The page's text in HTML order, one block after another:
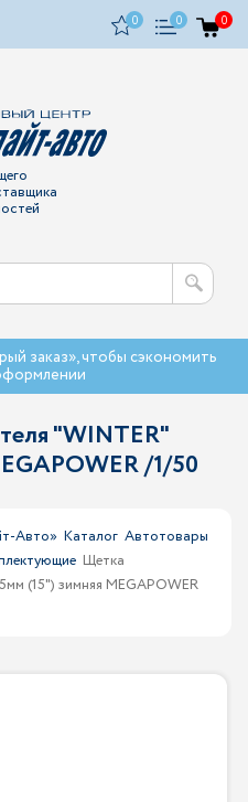
0 0 0
заказ», чтобы сэкономить
"WINTER"
/1/50
Авто» Каталог Автотовары
Щетка
(15") зимняя MEGAPOWER